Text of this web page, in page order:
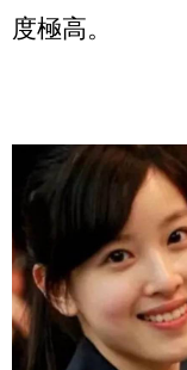
度極高。